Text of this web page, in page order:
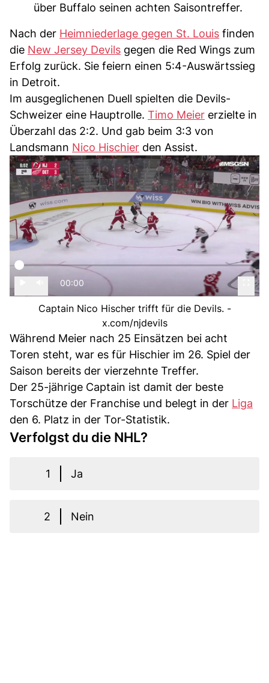
über Buffalo seinen achten Saisontreffer.
Nach der Heimniederlage gegen St. Louis finden
die New Jersey Devils gegen die Red Wings zum
Erfolg zurück. Sie feiern einen 5:4-Auswärtssieg
in Detroit.
Im ausgeglichenen Duell spielten die Devils-
Schweizer eine Hauptrolle. Timo Meier erzielte in
Überzahl das 2:2. Und gab beim 3:3 von
Landsmann Nico Hischier den Assist.
00:00
Captain Nico Hischer trifft für die Devils. -
x.com/njdevils
Während Meier nach 25 Einsätzen bei acht
Toren steht, war es für Hischier im 26. Spiel der
Saison bereits der vierzehnte Treffer.
Der 25-jährige Captain ist damit der beste
Torschütze der Franchise und belegt in der Liga
den 6. Platz in der Tor-Statistik.
Verfolgst du die NHL?
1 Ja
2 Nein